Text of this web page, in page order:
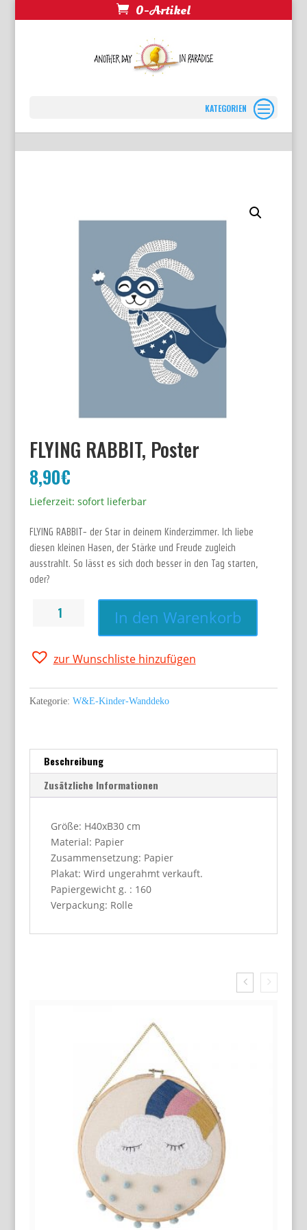
0-Artikel
FLYING RABBIT, Poster
8,90€
Lieferzeit: sofort lieferbar
FLYING RABBIT- der Star in deinem Kinderzimmer. Ich liebe
diesen kleinen Hasen, der Stärke und Freude zugleich
ausstrahlt. So lässt es sich doch besser in den Tag starten,
oder?
FLYING
RABBIT,
Menge
In den Warenkorb
zur Wunschliste hinzufügen
Kategorie: W&E-Kinder-Wanddeko
Beschreibung
Zusätzliche Informationen
Größe: H40xB30 cm
Material: Papier
Zusammensetzung: Papier
Plakat: Wird ungerahmt verkauft.
Papiergewicht g. : 160
Verpackung: Rolle